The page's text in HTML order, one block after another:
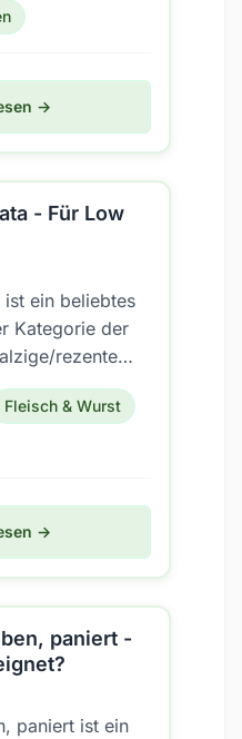
→
- Für Low
ein beliebtes
Kategorie der
rezente
auch für eine
Fleisch & Wurst
→
paniert -
paniert ist ein